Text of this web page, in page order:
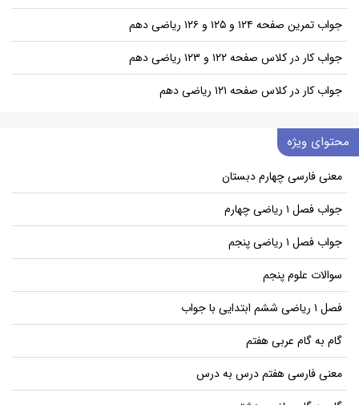
جواب تمرین صفحه ۱۲۴ و ۱۲۵ و ۱۲۶ ریاضی دهم
جواب کار در کلاس صفحه ۱۲۲ و ۱۲۳ ریاضی دهم
جواب کار در کلاس صفحه ۱۲۱ ریاضی دهم
محتوای ویژه
معنی فارسی چهارم دبستان
جواب فصل ۱ ریاضی چهارم
جواب فصل ۱ ریاضی پنجم
سوالات علوم پنجم
فصل ۱ ریاضی ششم ابتدایی با جواب
گام به گام عربی هفتم
معنی فارسی هفتم درس به درس